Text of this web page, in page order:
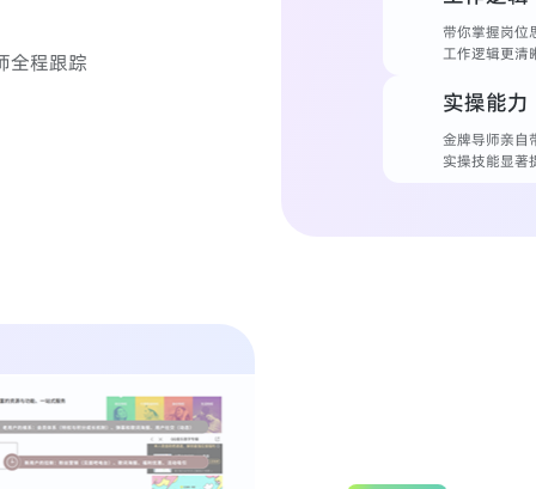
全程跟踪
带你掌握岗位
工作逻辑更清
实操能力
金牌导师亲自
实操技能显著